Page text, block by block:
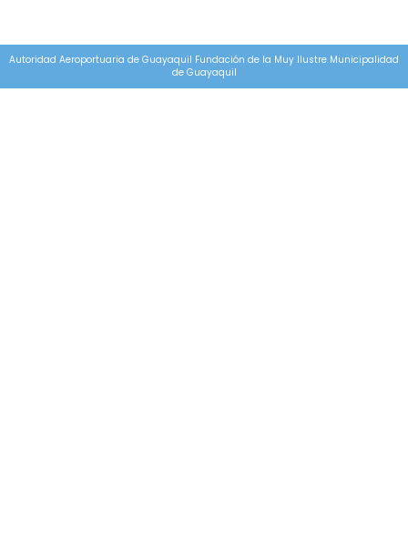
Autoridad Aeroportuaria de Guayaquil Fundación de la Muy Ilustre Municipalidad
de Guayaquil